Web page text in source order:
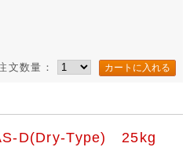
文数量：
D(Dry-Type) 25kg